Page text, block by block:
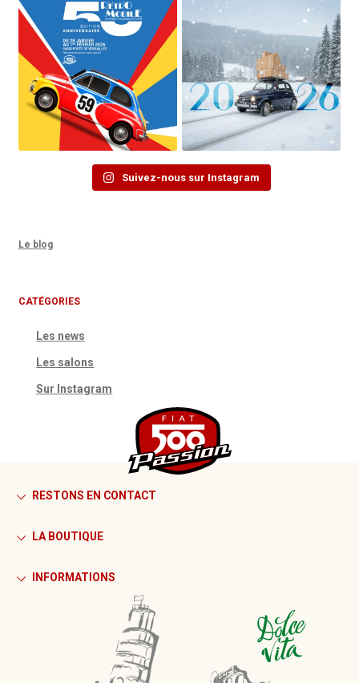
Suivez-nous sur Instagram
Le blog
CATÉGORIES
Les news
Les salons
Sur Instagram
RESTONS EN CONTACT
LA BOUTIQUE
INFORMATIONS